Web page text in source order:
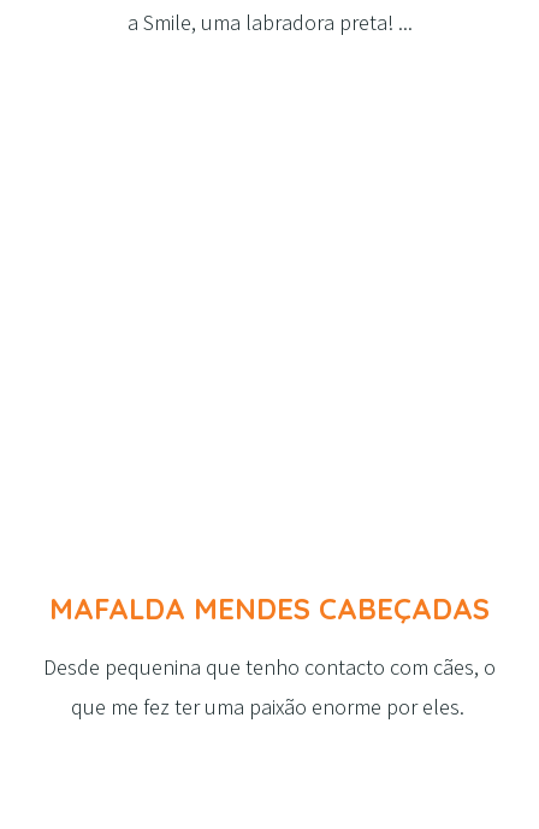
a Smile, uma labradora preta! ...
MAFALDA MENDES CABEÇADAS
Desde pequenina que tenho contacto com cães, o
que me fez ter uma paixão enorme por eles.